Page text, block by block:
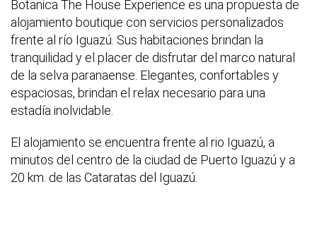
Botanica The House Experience es una propuesta de
alojamiento boutique con servicios personalizados
frente al río Iguazú. Sus habitaciones brindan la
tranquilidad y el placer de disfrutar del marco natural
de la selva paranaense. Elegantes, confortables y
espaciosas, brindan el relax necesario para una
estadía inolvidable.
El alojamiento se encuentra frente al rio Iguazú, a
minutos del centro de la ciudad de Puerto Iguazú y a
20 km. de las Cataratas del Iguazú.